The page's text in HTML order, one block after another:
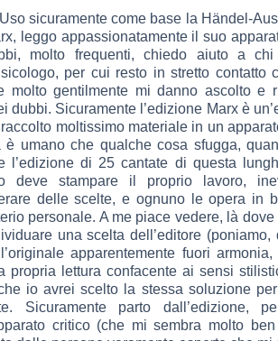
Uso sicuramente come base la Händel-
leggo appassionatamente il suo
molto frequenti, chiedo aiuto a
per cui resto in stretto contatto
molto gentilmente mi danno ascolto e
dubbi. Sicuramente l’edizione Marx è
raccolto moltissimo materiale in un
è umano che qualche cosa sfugga,
l’edizione di 25 cantate di questa
deve stampare il proprio lavoro,
delle scelte, e ognuno le opera in
personale. A me piace vedere, là
una scelta dell’editore
apparentemente fuori
propria lettura confacente ai sensi
io avrei scelto la stessa soluzione
Sicuramente parto dall’edizione,
critico (che mi sembra molto